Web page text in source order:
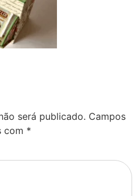
será publicado. Campos
com *